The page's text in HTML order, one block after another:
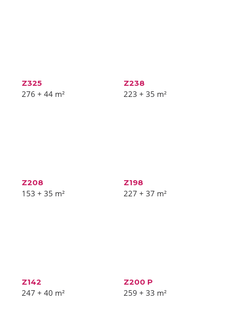
Z325
276 + 44 m²
Z238
223 + 35 m²
Z208
153 + 35 m²
Z198
227 + 37 m²
Z142
247 + 40 m²
Z200 P
259 + 33 m²